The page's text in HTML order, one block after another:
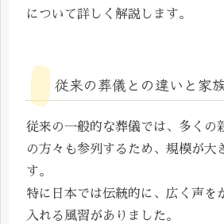
について詳しく解説します。
従来の葬儀との違いと家
従来の一般的な葬儀では、多くの
の方々も参列するため、規模が大
す。
特に日本では伝統的に、広く声を
入れる風習がありました。